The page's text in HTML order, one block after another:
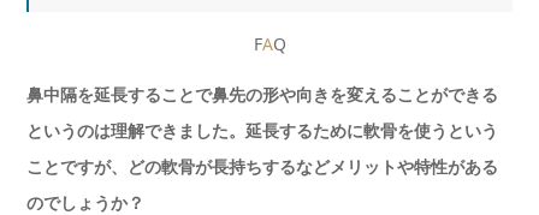
FAQ
鼻中隔を延長することで鼻先の形や向きを変えることができる
というのは理解できました。延長するために軟骨を使うという
ことですが、どの軟骨が長持ちするなどメリットや特性がある
のでしょうか？